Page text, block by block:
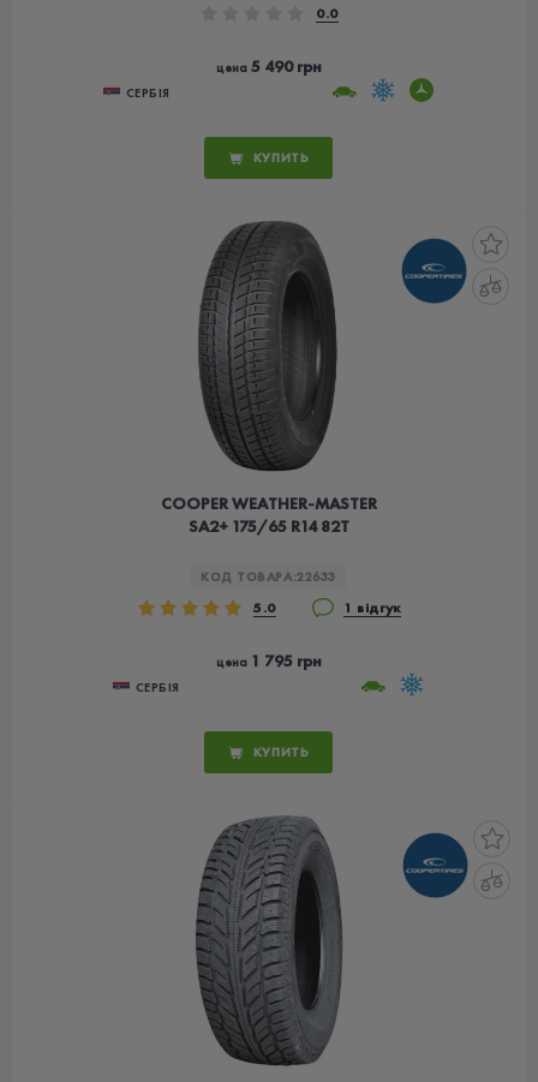
0.0
цена5 490 грн
СЕРБІЯ
КУПИТЬ
COOPER WEATHER-MASTER
SA2+ 175/65 R14 82T
КОД ТОВАРА:22633
5.0 1 відгук
цена1 795 грн
СЕРБІЯ
КУПИТЬ